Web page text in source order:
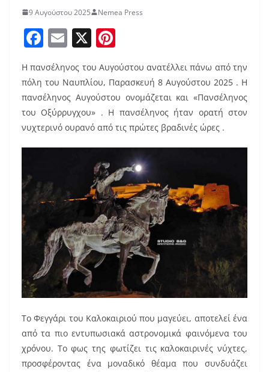
9 Αυγούστου 2025 Nemea Press
F
a
c
e
b
o
o
E
ai
l
X
nt
er
e
st
Η πανσέληνος του Αυγούστου ανατέλλει πάνω από την
πόλη του Ναυπλίου, Παρασκευή 8 Αυγούστου 2025 . Η
πανσέληνος Αυγούστου ονομάζεται και «Πανσέληνος
του Οξύρρυγχου» . Η πανσέληνος ήταν ορατή στον
νυχτερινό ουρανό από τις πρώτες βραδινές ώρες .
Το Φεγγάρι του Καλοκαιριού που μαγεύει, αποτελεί ένα
από τα πιο εντυπωσιακά αστρονομικά φαινόμενα του
χρόνου. Το φως της φωτίζει τις καλοκαιρινές νύχτες,
προσφέροντας ένα μοναδικό θέαμα που συνδυάζει